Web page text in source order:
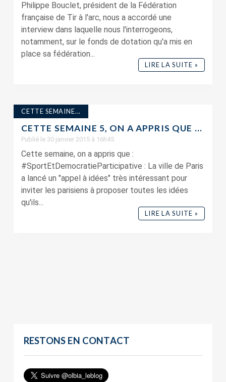
Philippe Bouclet, président de la Fédération
française de Tir à l'arc, nous a accordé une
interview dans laquelle nous l'interrogeons,
notamment, sur le fonds de dotation qu'a mis en
place sa fédération...
LIRE LA SUITE »
CETTE SEMAINE...
CETTE SEMAINE 5, ON A APPRIS QUE …
Publié le 30 janvier 2015 à 16h45
Cette semaine, on a appris que :
#SportEtDemocratieParticipative : La ville de Paris
a lancé un "appel à idées" très intéressant pour
inviter les parisiens à proposer toutes les idées
qu'ils...
LIRE LA SUITE »
RESTONS EN CONTACT